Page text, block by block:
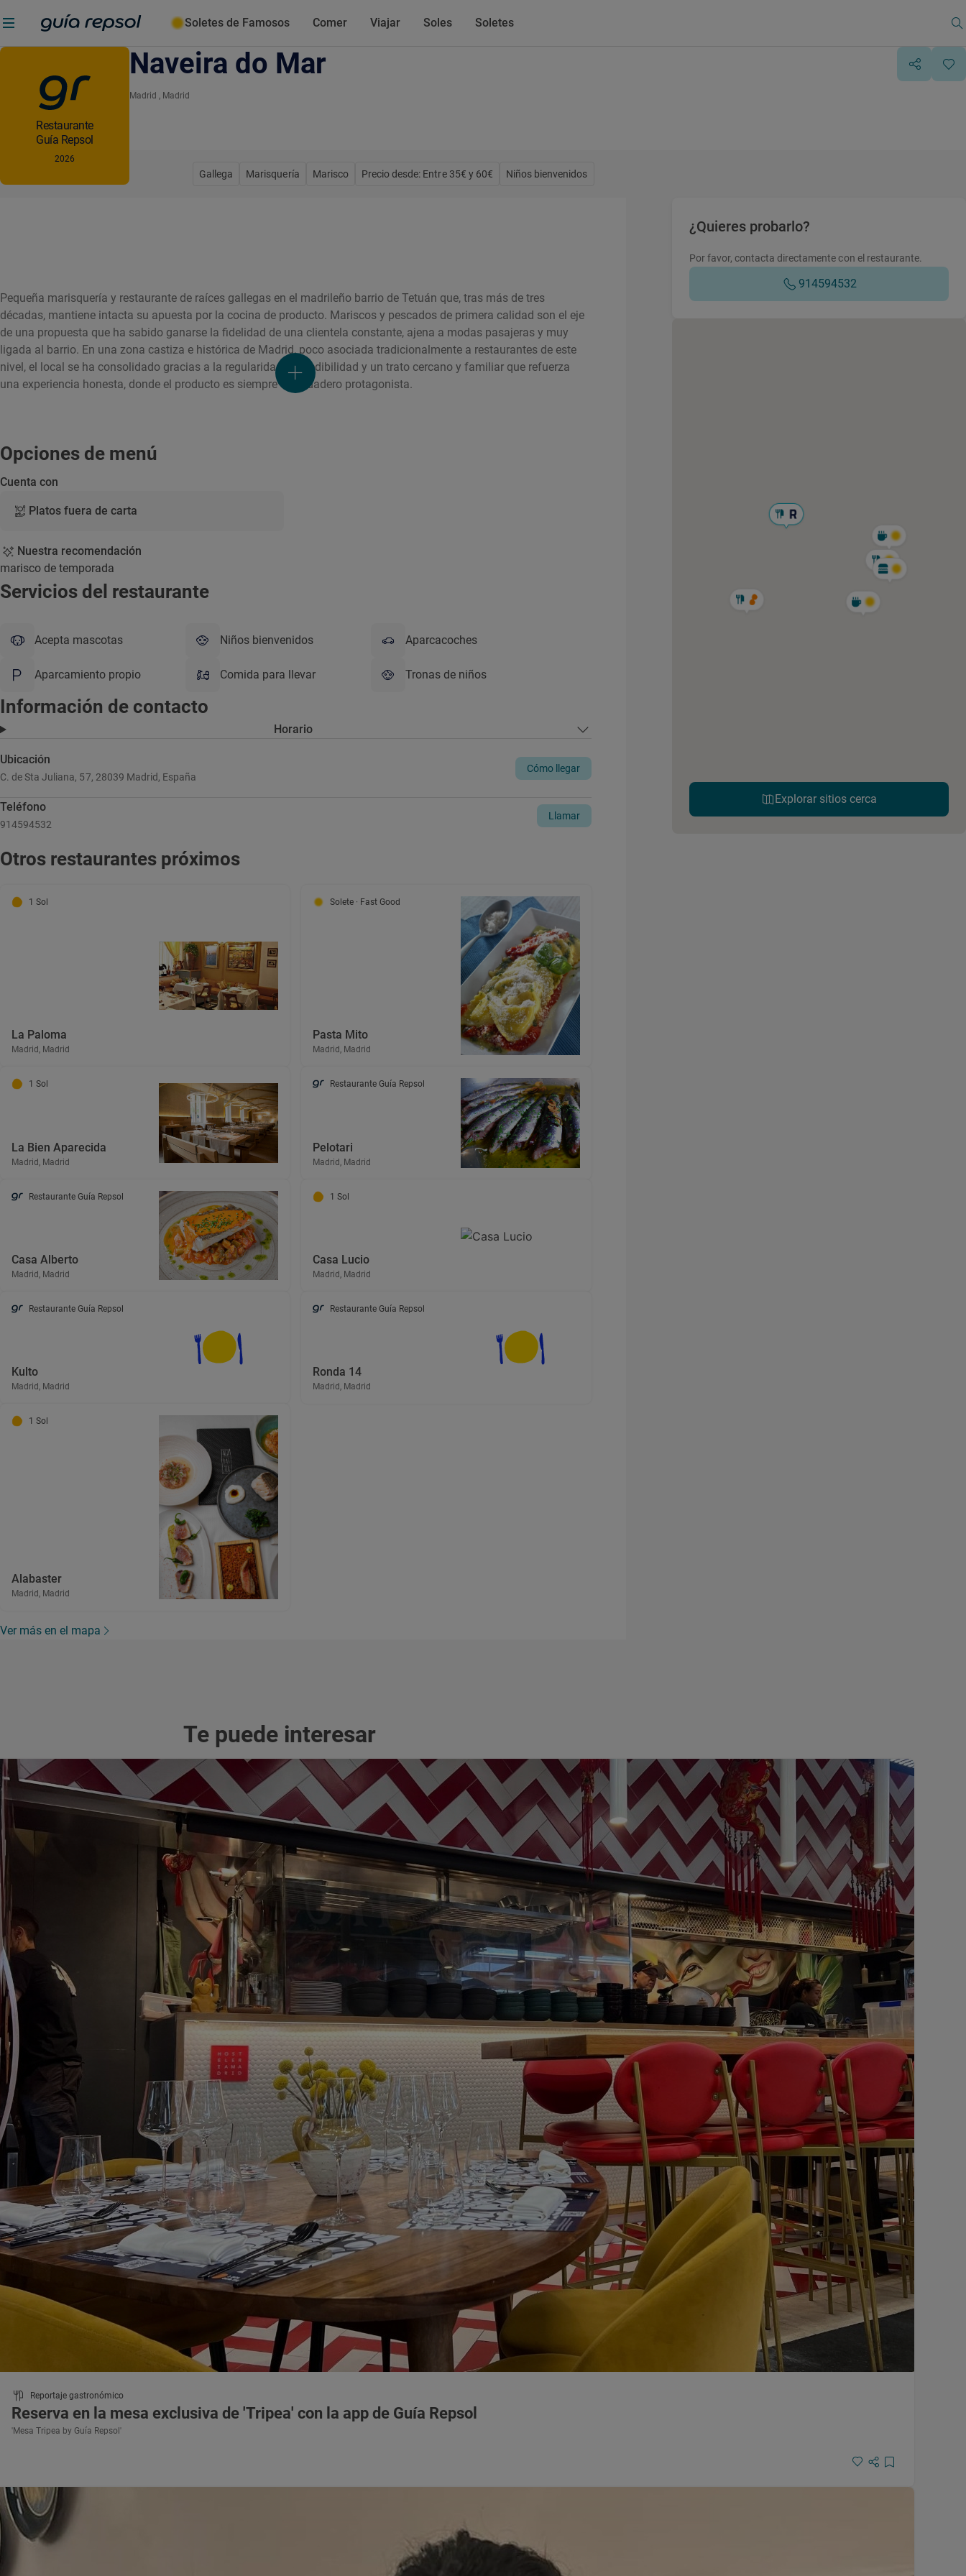
Soletes de Famosos Comer Viajar Soles Soletes
Naveira do Mar
Madrid , Madrid
Restaurante
Guía Repsol
2026
Gallega Marisquería Marisco Precio desde: Entre 35€ y 60€ Niños bienvenidos
Pequeña marisquería y restaurante de raíces gallegas en el madrileño barrio de Tetuán que, tras más de tres
décadas, mantiene intacta su apuesta por la cocina de producto. Mariscos y pescados de primera calidad son el eje
de una propuesta que ha sabido ganarse la fidelidad de una clientela constante, ajena a modas pasajeras y muy
ligada al barrio. En una zona castiza e histórica de Madrid, poco asociada tradicionalmente a restaurantes de este
nivel, el local se ha consolidado gracias a la regularidad, la credibilidad y un trato cercano y familiar que refuerza
una experiencia honesta, donde el producto es siempre el verdadero protagonista.
Opciones de menú
Cuenta con
Platos fuera de carta
Nuestra recomendación
marisco de temporada
Servicios del restaurante
Acepta mascotas Niños bienvenidos Aparcacoches
Aparcamiento propio Comida para llevar Tronas de niños
Información de contacto
Horario
Ubicación
C. de Sta Juliana, 57, 28039 Madrid, España
Cómo llegar
Teléfono
914594532
Llamar
Otros restaurantes próximos
1 Sol
La Paloma
Madrid, Madrid
Solete · Fast Good
Pasta Mito
Madrid, Madrid
1 Sol
La Bien Aparecida
Madrid, Madrid
Restaurante Guía Repsol
Pelotari
Madrid, Madrid
Restaurante Guía Repsol
Casa Alberto
Madrid, Madrid
1 Sol
Casa Lucio
Madrid, Madrid
Restaurante Guía Repsol
Kulto
Madrid, Madrid
Restaurante Guía Repsol
Ronda 14
Madrid, Madrid
1 Sol
Alabaster
Madrid, Madrid
Ver más en el mapa
¿Quieres probarlo?
914594532
Por favor, contacta directamente con el restaurante.
Explorar sitios cerca
Te puede interesar
Reportaje gastronómico
Reserva en la mesa exclusiva de 'Tripea' con la app de Guía Repsol
'Mesa Tripea by Guía Repsol'